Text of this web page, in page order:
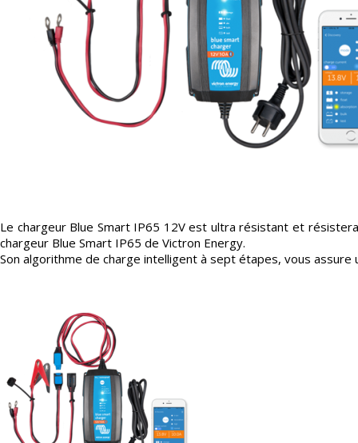
Le chargeur Blue Smart IP65 12V est ultra résistant et
chargeur Blue Smart IP65 de Victron Energy.
Son algorithme de charge intelligent à sept étapes, vous